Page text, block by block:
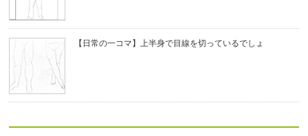
【日常の一コマ】上半身で目線を切っているでしょ